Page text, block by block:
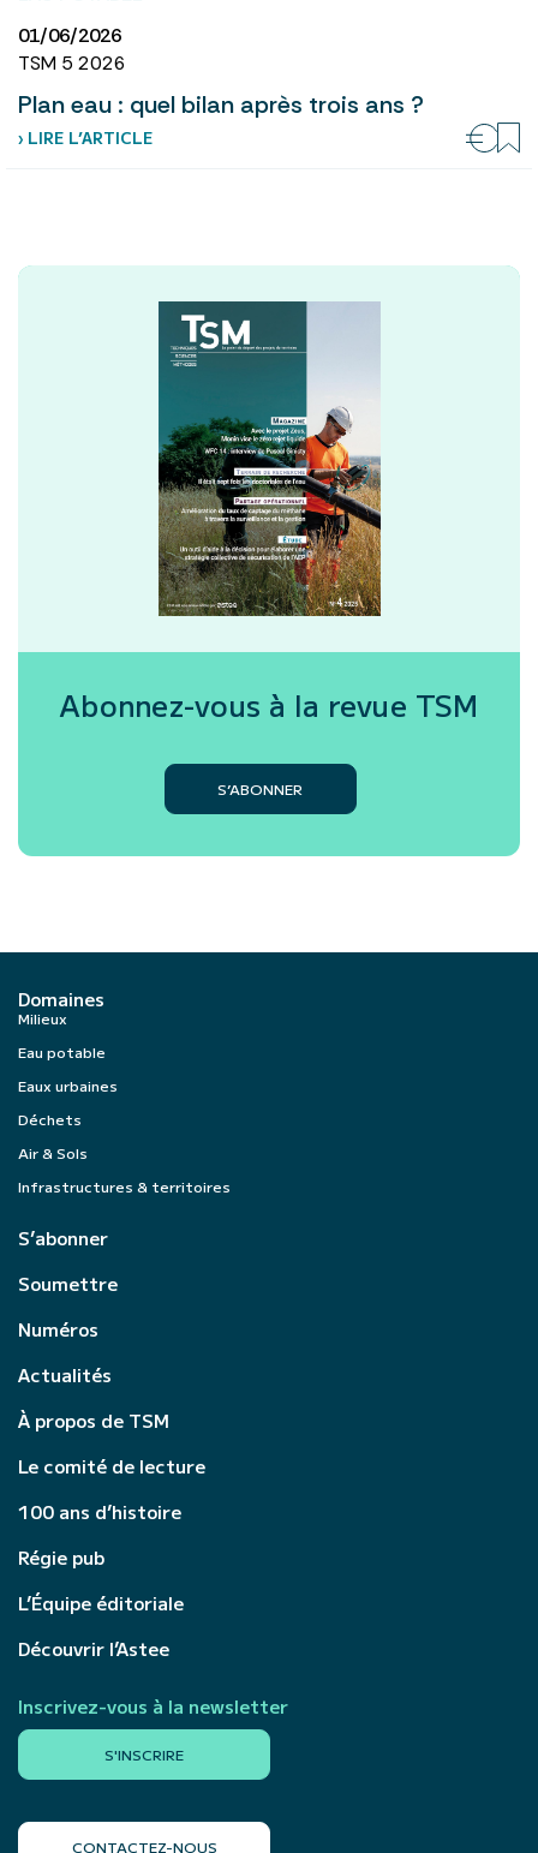
01/06/2026
TSM 5 2026
Plan eau : quel bilan après trois ans ?
› LIRE L’ARTICLE
Abonnez-vous à la revue TSM
S’ABONNER
Domaines
Milieux
Eau potable
Eaux urbaines
Déchets
Air & Sols
Infrastructures & territoires
S’abonner
Soumettre
Numéros
Actualités
À propos de TSM
Le comité de lecture
100 ans d’histoire
Régie pub
L’Équipe éditoriale
Découvrir l’Astee
Inscrivez-vous à la newsletter
S'INSCRIRE
CONTACTEZ-NOUS